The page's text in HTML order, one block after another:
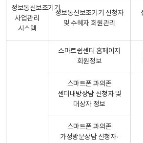
정보통신보조기기
사업관리
시스템
정보통신보조기기 신청자
및 수혜자 회원관리
스마트쉼센터 홈페이지
회원정보
스마트폰 과의존
센터내방상담 신청자 및
대상자 정보
스마트폰 과의존
가정방문상담 신청자·